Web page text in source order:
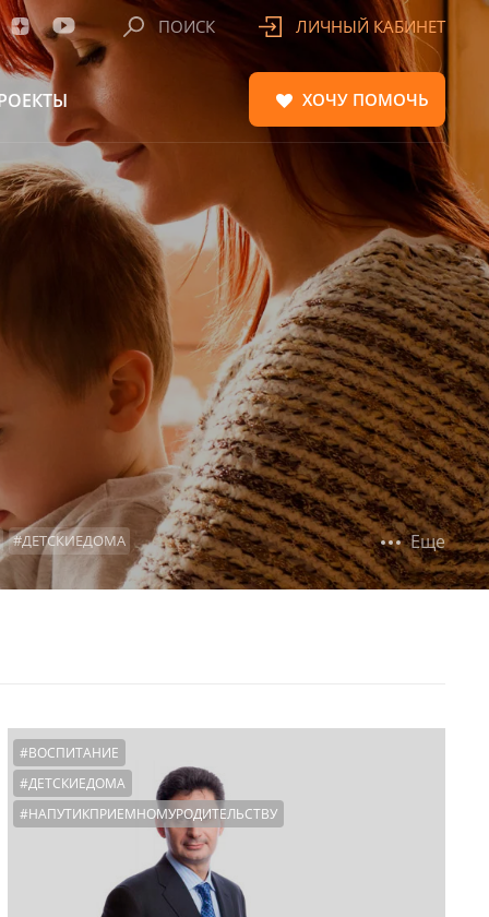
ПОИСК ЛИЧНЫЙ КАБИНЕТ
ХОЧУ ПОМОЧЬ
#ДЕТСКИЕДОМА
#ОБРАЗОВАНИЕ
#1000ПЕРВЫХВАЖНЫХДНЕЙ
Еще
#ВОСПИТАНИЕ
#ДЕТСКИЕДОМА
#НАПУТИКПРИЕМНОМУРОДИТЕЛЬСТВУ